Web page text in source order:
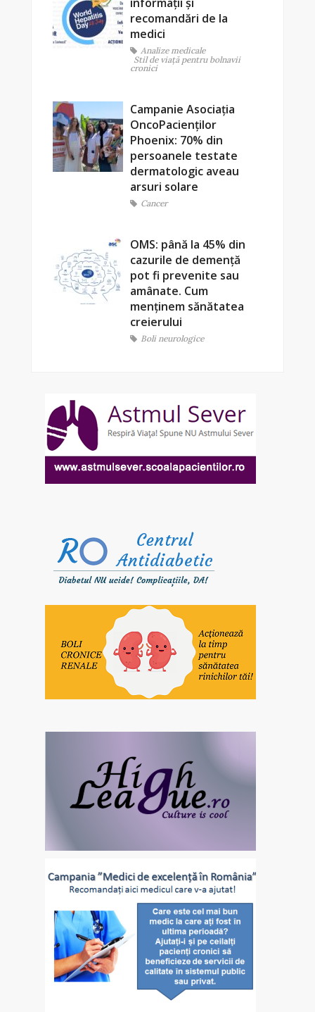
recomandări de la
medici
Analize medicale
Stil de viaţă pentru bolnavii
cronici
Campanie Asociația
OncoPacienților
Phoenix: 70% din
persoanele testate
dermatologic aveau
arsuri solare
Cancer
OMS: până la 45% din
cazurile de demență
pot fi prevenite sau
amânate. Cum
menținem sănătatea
creierului
Boli neurologice